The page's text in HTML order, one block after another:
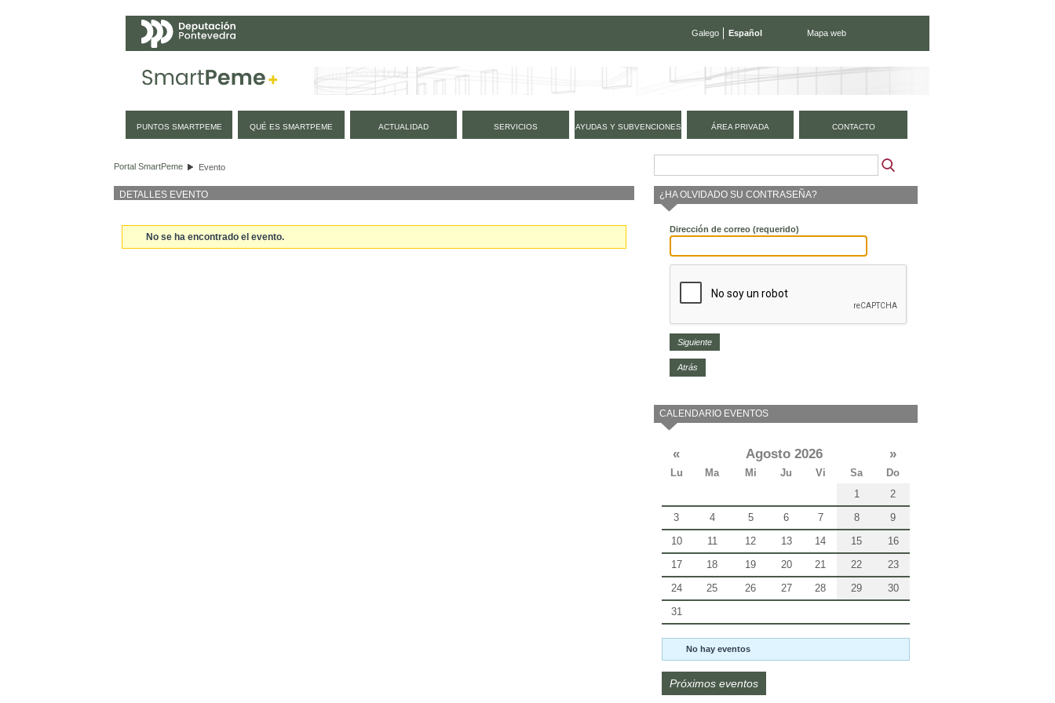
Galego Español Mapa web
PUNTOS SMARTPEME QUÉ ES SMARTPEME ACTUALIDAD SERVICIOS AYUDAS Y SUBVENCIONES ÁREA PRIVADA CONTACTO
Portal SmartPeme Evento
DETALLES EVENTO
No se ha encontrado el evento.
¿HA OLVIDADO SU CONTRASEÑA?
Dirección de correo (requerido)
Atrás
CALENDARIO EVENTOS
« Agosto 2026 »
Lu Ma Mi Ju Vi Sa
Do
1
2
3
4 5 6 7 8
9
10
11 12 13 14 15
16
17
18 19 20 21 22
23
24
25 26 27 28 29
30
31
No hay eventos
Próximos eventos